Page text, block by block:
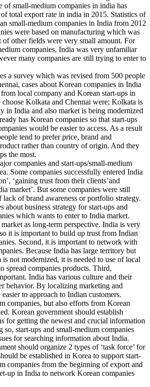
of small-medium companies in india has
total export rate in india in 2015. Statistics of
small-medium companies in India from 2012
were based on manufacturing which was
of other fields were very small amount. For
companies, India was very unfamiliar
many companies are still trying to enter to
a survey which was revised from 500 people
cases about Korean companies in India
local company and Korean start-ups in
choose Kolkata and Chennai were; Kolkata is
in India and also market is being modernized
has Korean companies so that start-ups
would be easier to access. As a result
tend to prefer price, brand and
rather than country of origin. And they
the most.
companies and start-ups/small-medium
Some companies successfully entered India
‘gaining trust from their clients’and
market’. But some companies were still
lack of brand awareness or portfolio strategy.
about business strategy for start-ups and
which wants to enter to India market.
as long-term perspective. India is very
it is important to build up trust from Indian
Second, it is important to network with
Because India has large territory but
is not modernized, it is needed to use of local
spread companies products. Third,
India has various culture and their
behavior. By localizing marketing and
to approach to Indian customers.
companies, but also efforts from Korean
Korean government should establish
for getting the newest and crucial information
start-ups and small-medium companies
for searching information about India.
should organize 2 types of ‘task force’ for
be established in Korea to support start-
companies from the beginning of export and
up in India to network Korean companies